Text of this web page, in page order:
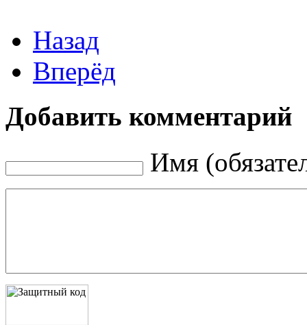
Назад
Вперёд
Добавить комментарий
Имя